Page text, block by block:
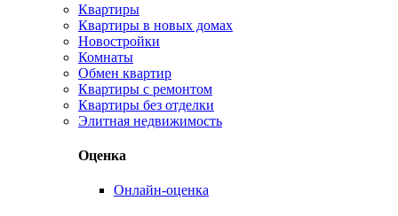
Квартиры
Квартиры в новых домах
Новостройки
Комнаты
Обмен квартир
Квартиры с ремонтом
Квартиры без отделки
Элитная недвижимость
Оценка
Онлайн-оценка